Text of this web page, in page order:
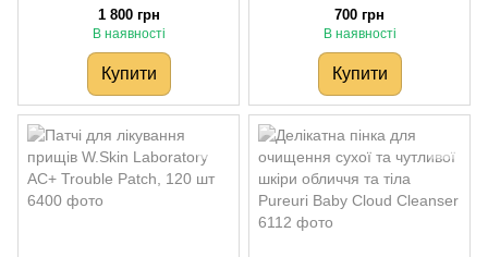
1 800 грн
В наявності
Купити
700 грн
В наявності
Купити